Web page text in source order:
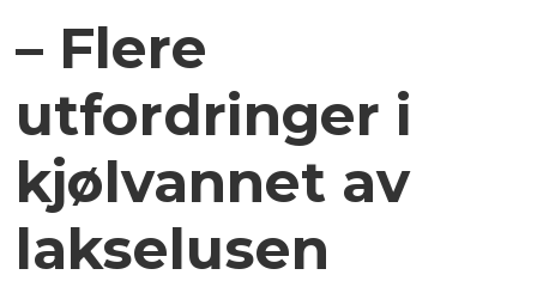
– Flere
utfordringer i
kjølvannet av
lakselusen